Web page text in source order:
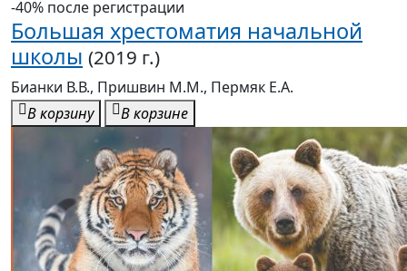
Кошевар Дмитрий Васильевич
В корзину
В корзине